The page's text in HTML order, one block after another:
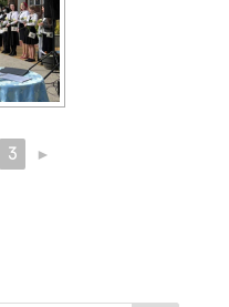
3 ►